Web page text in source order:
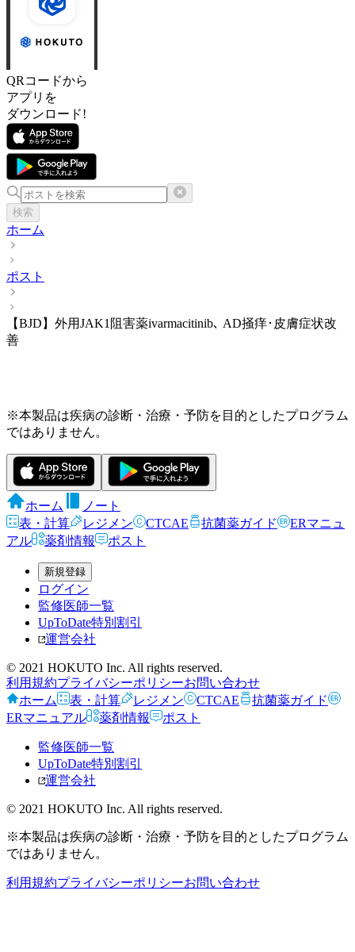
QRコードから
アプリを
ダウンロード!
検索
ホーム
ポスト
【BJD】外用JAK1阻害薬ivarmacitinib､ AD掻痒･皮膚症状改
善
※本製品は疾病の診断・治療・予防を目的としたプログラム
ではありません。
ホーム
ノート
表・計算
レジメン CTCAE 抗菌薬ガイド
ERマニュ
アル
薬剤情報 ポスト
新規登録
ログイン
監修医師一覧
UpToDate特別割引
運営会社
© 2021 HOKUTO Inc. All rights reserved.
利用規約プライバシーポリシーお問い合わせ
ホーム
表・計算 レジメン CTCAE
抗菌薬ガイド
ERマニュアル
薬剤情報 ポスト
監修医師一覧
UpToDate特別割引
運営会社
© 2021 HOKUTO Inc. All rights reserved.
※本製品は疾病の診断・治療・予防を目的としたプログラム
ではありません。
利用規約プライバシーポリシーお問い合わせ